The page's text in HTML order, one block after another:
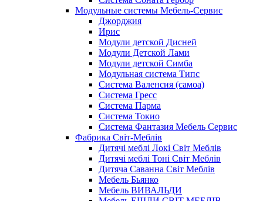
Модульные системы Мебель-Сервис
Джорджия
Ирис
Модули детской Дисней
Модули Детской Лами
Модули детской Симба
Модульная система Типс
Система Валенсия (самоа)
Система Гресс
Система Парма
Система Токио
Система Фантазия Мебель Сервис
Фабрика Світ-Меблів
Дитячі меблі Локі Світ Меблів
Дитячі меблі Тоні Світ Меблів
Дитяча Саванна Світ Меблів
Мебель Бьянко
Мебель ВИВАЛЬДИ